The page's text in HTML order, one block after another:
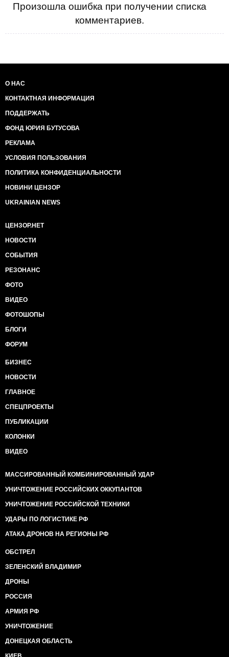
Произошла ошибка при получении списка
комментариев.
О НАС
КОНТАКТНАЯ ИНФОРМАЦИЯ
ПОДДЕРЖАТЬ
ФОНД ЮРИЯ БУТУСОВА
РЕКЛАМА
УСЛОВИЯ ПОЛЬЗОВАНИЯ
ПОЛИТИКА КОНФИДЕНЦИАЛЬНОСТИ
НОВИНИ ЦЕНЗОР
UKRAINIAN NEWS
ЦЕНЗОР.НЕТ
НОВОСТИ
СОБЫТИЯ
РЕЗОНАНС
ФОТО
ВИДЕО
ФОТОШОПЫ
БЛОГИ
ФОРУМ
БИЗНЕС
НОВОСТИ
ГЛАВНОЕ
СПЕЦПРОЕКТЫ
ПУБЛИКАЦИИ
КОЛОНКИ
ВИДЕО
МАССИРОВАННЫЙ КОМБИНИРОВАННЫЙ УДАР
УНИЧТОЖЕНИЕ РОССИЙСКИХ ОККУПАНТОВ
УНИЧТОЖЕНИЕ РОССИЙСКОЙ ТЕХНИКИ
УДАРЫ ПО ЛОГИСТИКЕ РФ
АТАКА ДРОНОВ НА РЕГИОНЫ РФ
ОБСТРЕЛ
ЗЕЛЕНСКИЙ ВЛАДИМИР
ДРОНЫ
РОССИЯ
АРМИЯ РФ
УНИЧТОЖЕНИЕ
ДОНЕЦКАЯ ОБЛАСТЬ